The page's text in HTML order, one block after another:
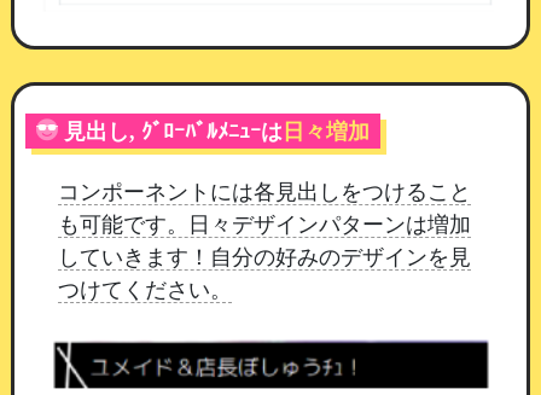
アイテム設定。種別を選ぶと、必要な入力欄だけが表示
配りすぎを防ぐ設定
交換できる回数：「1人1回だけ」にすると、
一度交換した会員には「受付済みです」と表
示されます
数量制限（先着）
と「品切れです」と表示され、それ以上は交
換できません
見出し, ｸﾞﾛｰﾊﾞﾙﾒﾆｭｰは 日々増加
コンポーネントには各見出しをつけること
も可能です。日々デザインパターンは増加
していきます！自分の好みのデザインを見
つけてください。